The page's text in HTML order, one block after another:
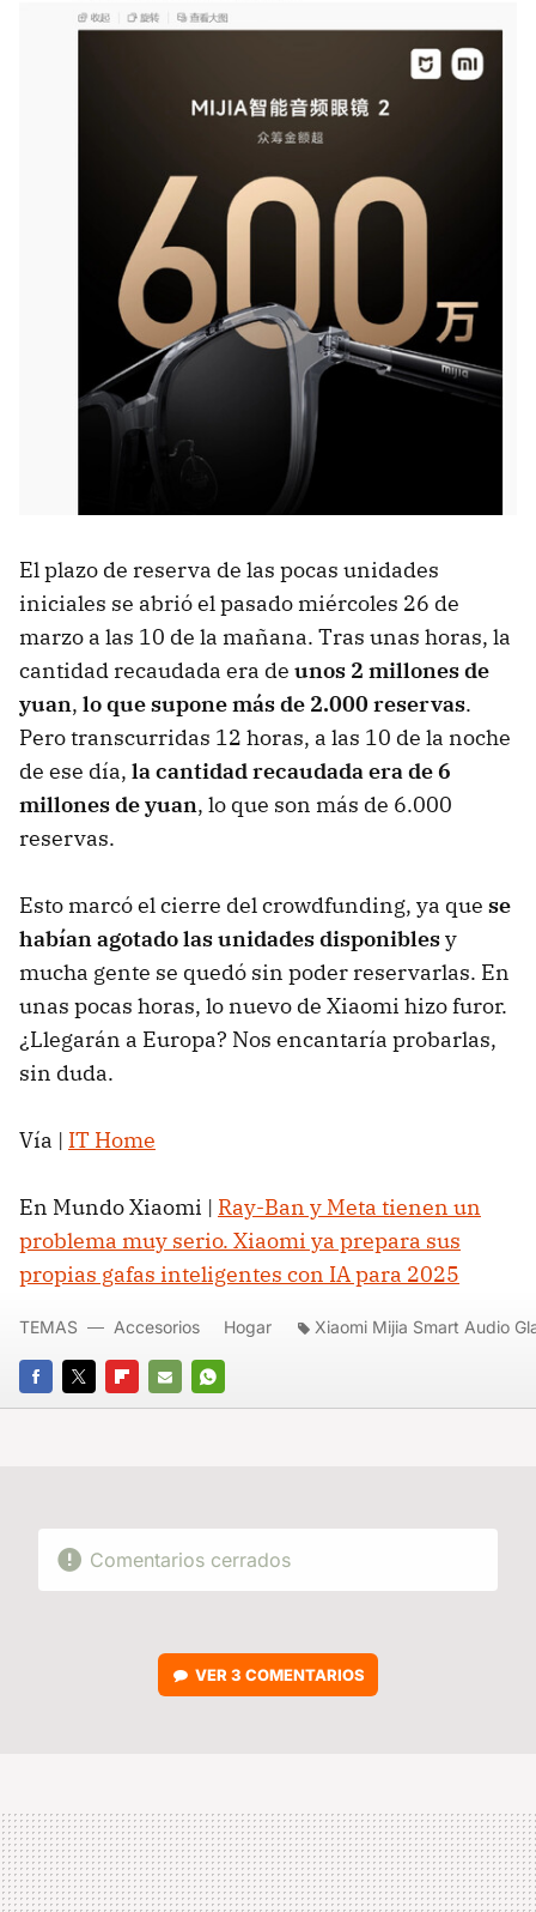
El plazo de reserva de las pocas unidades
iniciales se abrió el pasado miércoles 26 de
marzo a las 10 de la mañana. Tras unas horas, la
cantidad recaudada era de unos 2 millones de
yuan, lo que supone más de 2.000 reservas.
Pero transcurridas 12 horas, a las 10 de la noche
de ese día, la cantidad recaudada era de 6
millones de yuan, lo que son más de 6.000
reservas.
Esto marcó el cierre del crowdfunding, ya que se
habían agotado las unidades disponiblesy
mucha gente se quedó sin poder reservarlas. En
unas pocas horas, lo nuevo de Xiaomi hizo furor.
¿Llegarán a Europa? Nos encantaría probarlas,
sin duda.
Vía | IT Home
En Mundo Xiaomi | Ray-Ban y Meta tienen un
problema muy serio. Xiaomi ya prepara sus
propias gafas inteligentes con IA para 2025
FACEBOOK
TWITTERFLIPBOARD
E-
WHATSAPP
TEMAS Accesorios Hogar Xiaomi Mijia Smart Audio
Comentarios cerrados
VER 3 COMENTARIOS